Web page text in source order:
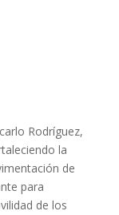
Rodríguez,
la
de
para
de los